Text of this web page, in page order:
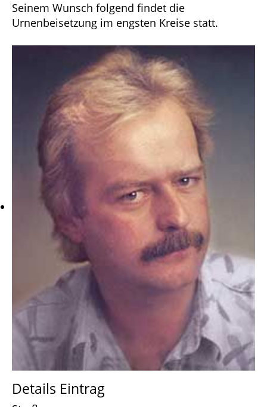
Seinem Wunsch folgend findet die
Urnenbeisetzung im engsten Kreise statt.
Details Eintrag